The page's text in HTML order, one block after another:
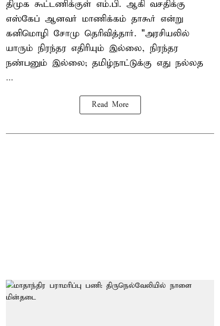
திமுக கூட்டணிக்குள் எம்.பி. ஆகி வசதிக்கு
எஸ்கேப் ஆனவர் மாணிக்கம் தாகூர் என்று
கனிமொழி சோமு தெரிவித்தார். "அரசியலில்
யாரும் நிரந்தர எதிரியும் இல்லை, நிரந்தர
நண்பனும் இல்லை; தமிழ்நாட்டுக்கு எது நல்லத
...
Read More